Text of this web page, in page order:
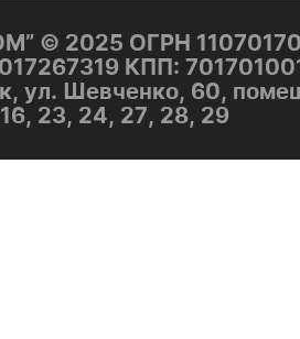
© 2025 ОГРН
КПП:
ул. Шевченко, 60,
16, 23, 24, 27, 28, 29